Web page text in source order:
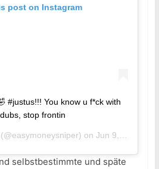
post on Instagram
#justus!!! You know u f*ck with
stop frontin
(@easymoneysniper) on Jun 9, 2018 at 12:25am PDT
selbstbestimmte und späte